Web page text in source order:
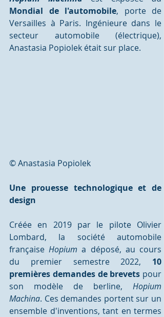
Mondial de l'automobile, porte de
Versailles à Paris. Ingénieure dans le
secteur automobile (électrique),
Anastasia Popiolek était sur place.
© Anastasia Popiolek
Une prouesse technologique et de
design
Créée en 2019 par le pilote Olivier
Lombard, la société automobile
française Hopium a déposé, au cours
du premier semestre 2022, 10
premières demandes de brevets pour
son modèle de berline, Hopium
Machina. Ces demandes portent sur un
ensemble d'inventions, tant en termes